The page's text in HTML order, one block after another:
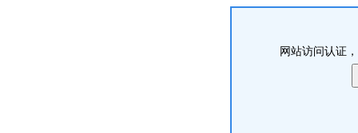
网站访问认证